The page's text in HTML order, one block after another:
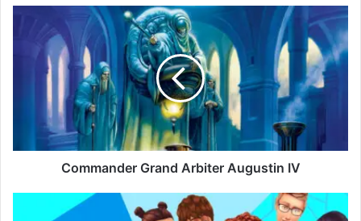
Commander Grand Arbiter Augustin IV